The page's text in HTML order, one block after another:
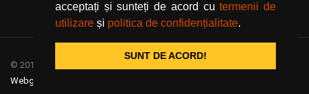
acceptați și sunteți de acord cutermenii de
utilizare și politica de confidențialitate.
SUNT DE ACORD!
© 2019
Webgraphic